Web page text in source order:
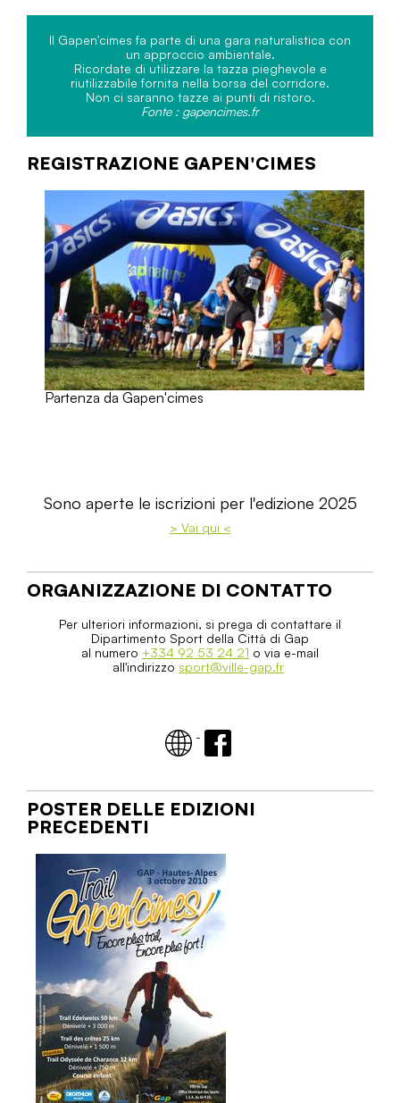
Il Gapen'cimes fa parte di una gara naturalistica con
un approccio ambientale.
Ricordate di utilizzare la tazza pieghevole e
riutilizzabile fornita nella borsa del corridore.
Non ci saranno tazze ai punti di ristoro.
Fonte : gapencimes.fr
REGISTRAZIONE GAPEN'CIMES
Partenza da Gapen'cimes
Sono aperte le iscrizioni per l'edizione 2025
> Vai qui <
ORGANIZZAZIONE DI CONTATTO
Per ulteriori informazioni, si prega di contattare il
Dipartimento Sport della Città di Gap
al numero +334 92 53 24 21 o via e-mail
all'indirizzo sport@ville-gap.fr
-
POSTER DELLE EDIZIONI
PRECEDENTI